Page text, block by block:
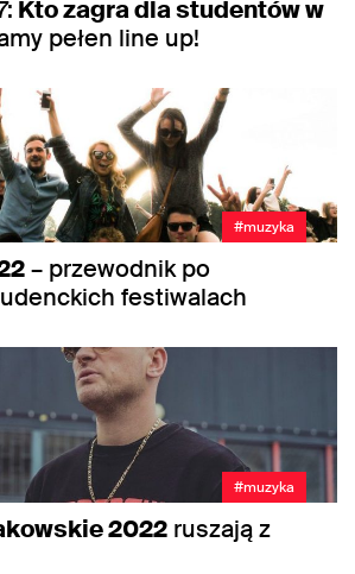
Kto zagra dla studentów w
pełen line up!
#muzyka
– przewodnik po
festiwalach
#muzyka
2022 ruszają z